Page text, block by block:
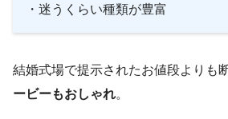
・迷うくらい種類が豊富
結婚式場で提示されたお値段よりも
ービーもおしゃれ。